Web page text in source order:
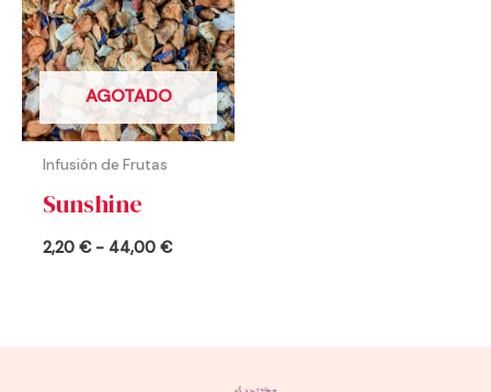
AGOTADO
Infusión de Frutas
Sunshine
2,20€ - 44,00€
2,20 €
hasta
44,00 €